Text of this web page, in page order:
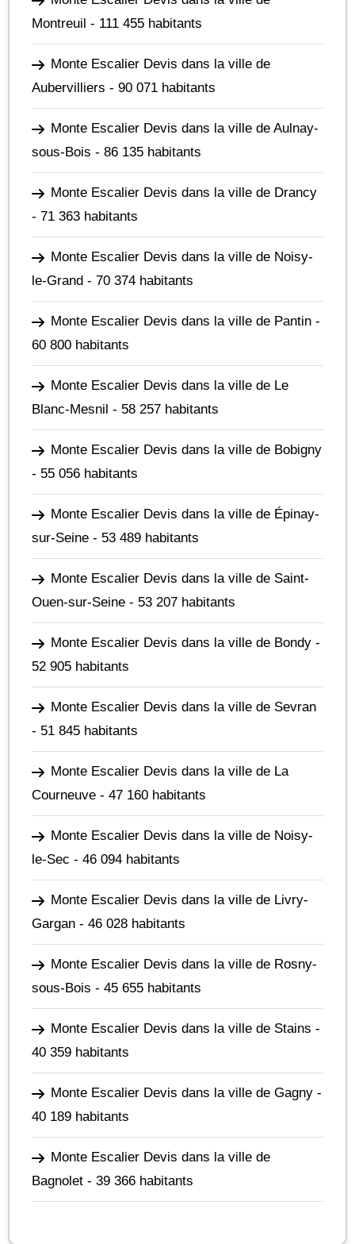
Montreuil - 111 455 habitants
Monte Escalier Devis dans la ville de
Aubervilliers - 90 071 habitants
Monte Escalier Devis dans la ville de Aulnay-
sous-Bois - 86 135 habitants
Monte Escalier Devis dans la ville de Drancy
- 71 363 habitants
Monte Escalier Devis dans la ville de Noisy-
le-Grand - 70 374 habitants
Monte Escalier Devis dans la ville de Pantin -
60 800 habitants
Monte Escalier Devis dans la ville de Le
Blanc-Mesnil - 58 257 habitants
Monte Escalier Devis dans la ville de Bobigny
- 55 056 habitants
Monte Escalier Devis dans la ville de Épinay-
sur-Seine - 53 489 habitants
Monte Escalier Devis dans la ville de Saint-
Ouen-sur-Seine - 53 207 habitants
Monte Escalier Devis dans la ville de Bondy -
52 905 habitants
Monte Escalier Devis dans la ville de Sevran
- 51 845 habitants
Monte Escalier Devis dans la ville de La
Courneuve - 47 160 habitants
Monte Escalier Devis dans la ville de Noisy-
le-Sec - 46 094 habitants
Monte Escalier Devis dans la ville de Livry-
Gargan - 46 028 habitants
Monte Escalier Devis dans la ville de Rosny-
sous-Bois - 45 655 habitants
Monte Escalier Devis dans la ville de Stains -
40 359 habitants
Monte Escalier Devis dans la ville de Gagny -
40 189 habitants
Monte Escalier Devis dans la ville de
Bagnolet - 39 366 habitants